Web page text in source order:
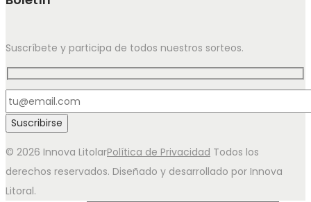
Suscríbete y participa de todos nuestros sorteos.
© 2026 Innova LitolarPolítica de Privacidad Todos los
derechos reservados. Diseñado y desarrollado por Innova
Litoral.